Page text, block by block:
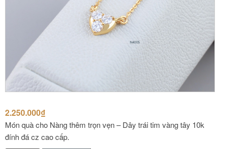
2.250.000₫
Món quà cho Nàng thêm trọn vẹn – Dây trái tim vàng tây 10k
đính đá cz cao cấp.